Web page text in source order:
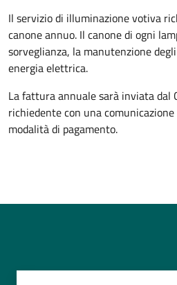
Il servizio di illuminazione votiva
canone annuo. Il canone di ogni
sorveglianza, la manutenzione
energia elettrica.
La fattura annuale sarà inviata dal
richiedente con una
modalità di pagamento.